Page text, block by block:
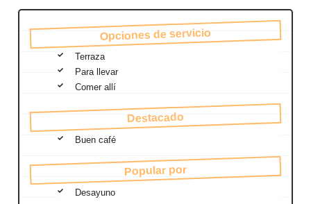
Opciones de servicio
Terraza
Para llevar
Comer allí
Destacado
Buen café
Popular por
Desayuno